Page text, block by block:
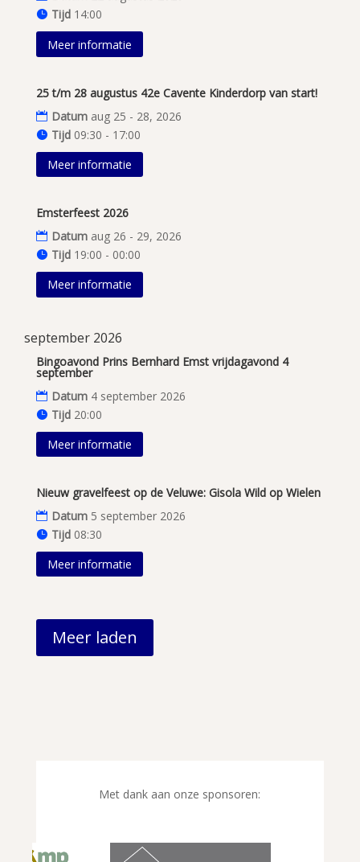
Tijd 14:00
Meer informatie
25 t/m 28 augustus 42e Cavente Kinderdorp van start!
Datum aug 25 - 28, 2026
Tijd 09:30 - 17:00
Meer informatie
Emsterfeest 2026
Datum aug 26 - 29, 2026
Tijd 19:00 - 00:00
Meer informatie
september 2026
Bingoavond Prins Bernhard Emst vrijdagavond 4
september
Datum 4 september 2026
Tijd 20:00
Meer informatie
Nieuw gravelfeest op de Veluwe: Gisola Wild op Wielen
Datum 5 september 2026
Tijd 08:30
Meer informatie
Meer laden
Met dank aan onze sponsoren: